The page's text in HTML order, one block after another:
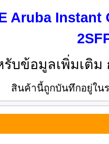
Aruba Instant
รับข้อมูลเพิ่มเติ
สินค้านี้ถูกบันทึกอยู่ใน